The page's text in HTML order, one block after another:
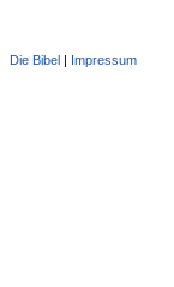
Die Bibel | Impressum